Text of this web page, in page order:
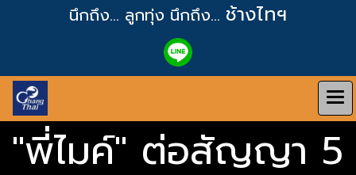
นึกถึง... ลูกทุ่ง นึกถึง... ช้างไทฯ
"พี่ไมค์" ต่อสัญญา 5